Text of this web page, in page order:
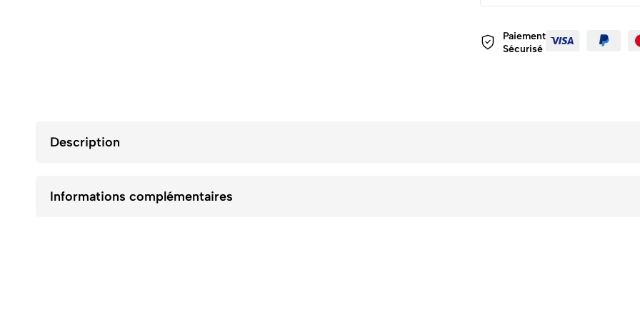
Paiement
Sécurisé
Description
Informations complémentaires